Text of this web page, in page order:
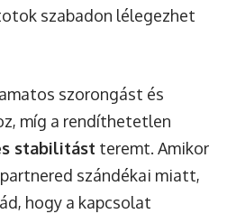
szabadon lélegezhet
szorongást és
míg a rendíthetetlen
stabilitást teremt. Amikor
szándékai miatt,
hogy a kapcsolat